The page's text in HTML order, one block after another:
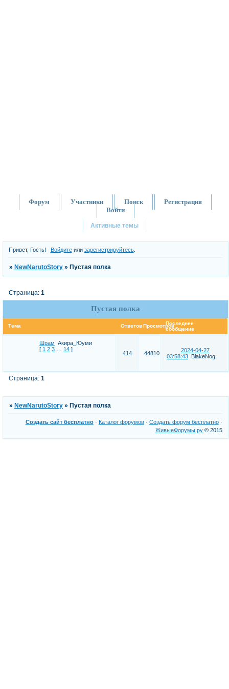
Форум Участники Поиск
Регистрация
Войти
Активные темы
Привет, Гость! Войдитеили зарегистрируйтесь.
»NewNarutoStory »Пустая полка
Пустая полка
Страница:1
Тема ОтветовПросмотровПоследнее
сообщение
Шрам Акира_Юуми
[ 1 2 3 14 ]
414 44810
2024-04-27
03:58:43 BlakeNog
Страница:1
» NewNarutoStory » Пустая полка
Создать сайт бесплатно· Каталог форумов· Создать форум бесплатно·
ЖивыеФорумы.ру© 2015